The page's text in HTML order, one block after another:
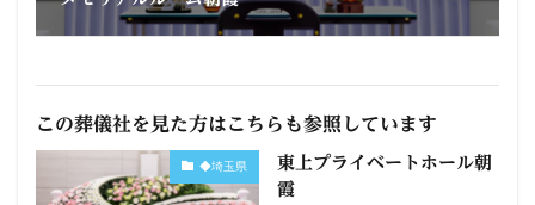
この葬儀社を見た方はこちらも参照しています
◆埼玉県
東上プライベートホール朝
霞